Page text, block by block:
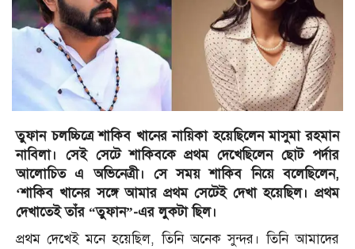
তুফান চলচ্চিত্রে শাকিব খানের নায়িকা হয়েছিলেন মাসুমা রহমান
নাবিলা। সেই সেটে শাকিবকে প্রথম দেখেছিলেন ছোট পর্দার
আলোচিত এ অভিনেত্রী। সে সময় শাকিব নিয়ে বলেছিলেন,
‘শাকিব খানের সঙ্গে আমার প্রথম সেটেই দেখা হয়েছিল। প্রথম
দেখাতেই তাঁর “তুফান”-এর লুকটা ছিল।
প্রথম দেখেই মনে হয়েছিল, তিনি অনেক সুন্দর। তিনি আমাদের